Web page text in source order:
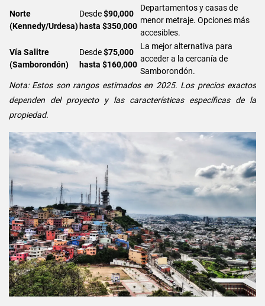
Norte
(Kennedy/Urdesa)
Desde$90,000
hasta $350,000
Departamentos y casas de
menor metraje. Opciones más
accesibles.
Vía Salitre
(Samborondón)
Desde$75,000
hasta $160,000
La mejor alternativa para
acceder a la cercanía de
Samborondón.
Nota: Estos son rangos estimados en 2025. Los precios exactos
dependen del proyecto y las características específicas de la
propiedad.